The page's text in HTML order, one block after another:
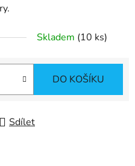
Skladem (10 ks)
DO KOŠÍKU
Sdílet